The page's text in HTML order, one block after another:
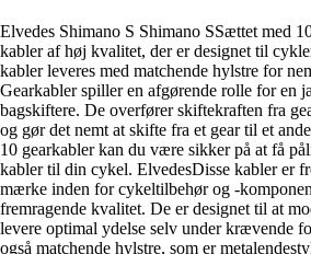
Elvedes Shimano S Shimano SSættet med
kabler af høj kvalitet, der er designet til
kabler leveres med matchende hylstre for
Gearkabler spiller en afgørende rolle for en
bagskiftere. De overfører skiftekraften fra
og gør det nemt at skifte fra et gear til et
10 gearkabler kan du være sikker på at få
kabler til din cykel. ElvedesDisse kabler er
mærke inden for cykeltilbehør og -
fremragende kvalitet. De er designet til at
levere optimal ydelse selv under krævende
også matchende hylstre, som er